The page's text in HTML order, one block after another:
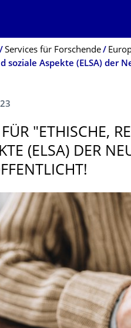
Services für Forschende
"ETHISCHE,
(ELSA) DER